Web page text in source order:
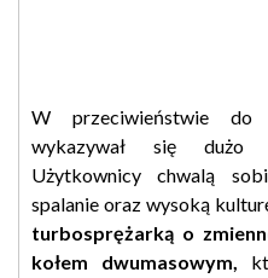
W przeciwieństwie do
wykazywał się dużo
Użytkownicy chwalą
spalanie oraz wysoką
turbosprężarką o
kołem dwumasowym,